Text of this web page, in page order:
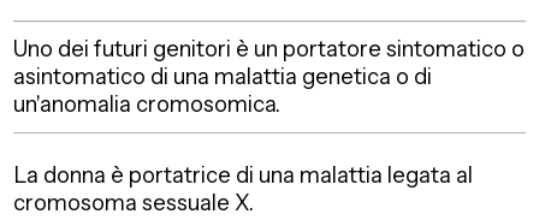
Uno dei futuri genitori è un portatore sintomatico o
asintomatico di una malattia genetica o di
un'anomalia cromosomica.
La donna è portatrice di una malattia legata al
cromosoma sessuale X.